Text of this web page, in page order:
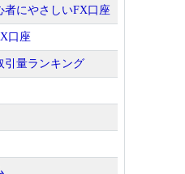
者にやさしいFX口座
口座
引量ランキング